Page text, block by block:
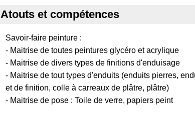
Atouts et compétences
Savoir-faire peinture :
- Maitrise de toutes peintures glycéro et acrylique
- Maitrise de divers types de finitions d'enduisage
- Maitrise de tout types d'enduits (enduits pierres,
et de finition, colle à carreaux de plâtre, plâtre)
- Maitrise de pose : Toile de verre, papiers peint